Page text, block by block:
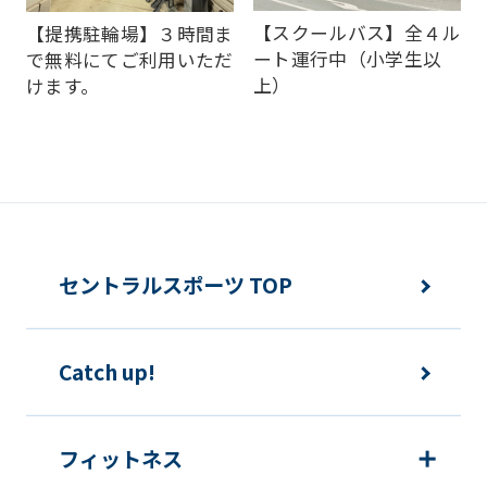
【提携駐輪場】３時間ま
で無料にてご利用いただ
けます。
【スクールバス】全４ル
ート運行中（小学生以
上）
translated
mechanically,
so
accurate
translation.
セントラルスポーツ TOP
Catch up!
フィットネス